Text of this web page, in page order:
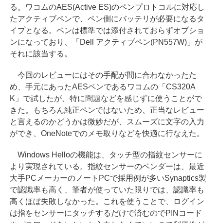
る。ワコムのAES(Active ES)のペンプロトコルに対応し
たアクティブペンで、ペン側にバッテリが必要になるタ
イプとなる。ペンは標準では添付されておらずオプショ
ンになっており、「Dell アクティブペン(PN557W)」が
それに該当する。
今回のレビューにはその手配が間に合わなかったた
め、手元にあったAESペンであるワコムの「CS320A
K」で試したが、特に問題などを感じずに使うことがで
きた。もちろん純正ペンではないため、正当なレビュー
と言えるのかどうかは微妙だが、スムーズに文字の入力
ができ、OneNoteでのメモ取りなどを快適に行なえた。
Windows Helloの機能は、タッチ型の指紋センサーに
より実現されている。指紋センサーのベンダーは、最近
大手PCメーカーのノートPCで採用例が多いSynaptics製
で認識率も高く、筆者が使っていた限りでは、認識率も
高くほぼ失敗しなかった。これを使うことで、ログイン
は指をセンサーにタッチするだけで済むのでPINコード